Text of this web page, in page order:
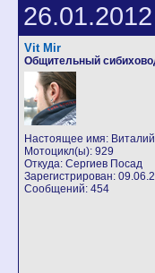
Vit Mir
Общительный
Настоящее имя: Виталий
Мотоцикл(ы): 929
Откуда: Сергиев Посад
Зарегистрирован:
Сообщений: 454